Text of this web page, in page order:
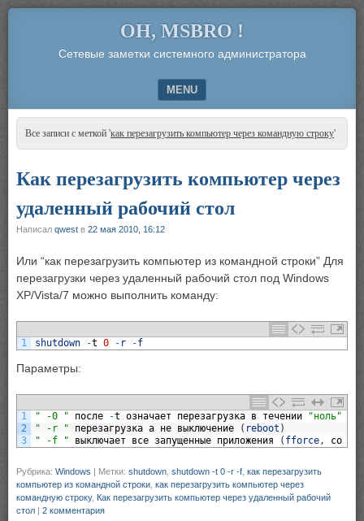
OH, MSBRO !
Сетевые заметки системного администратора
MENU
SKIP TO CONTENT
Все записи с меткой 'как перезагрузить компьютер через командную строку'
Как перезагрузить компьютер через
удаленный рабочий стол
Написал qwest в 22 мая 2010, 16:12
Или “как перезагрузить компьютер из командной строки” Для
перезагрузки через удаленный рабочий стол под Windows
XP/Vista/7 можно выполнить команду:
1 shutdown -t 0 - r -f
Параметры:
1
2
3
" -0 " после -t означает перезагрузка в течении "ноль"
" -r "
перезагрузка а не выключение ( reboot )
" -f "
выключает все запущенные приложения ( fforce, со
Рубрика: Windows | Метки: shutdown shutdown -t 0 -r -f как перезагрузить
компьютер из командной строки как перезагрузить компьютер через
командную строку, Как перезагрузить компьютер через удаленный рабочий
стол | 2 комментария